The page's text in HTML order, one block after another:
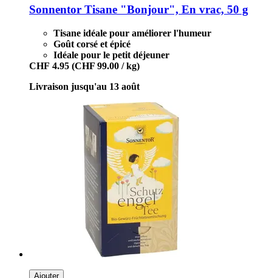
Sonnentor Tisane "Bonjour", En vrac, 50 g
Tisane idéale pour améliorer l'humeur
Goût corsé et épicé
Idéale pour le petit déjeuner
CHF 4.95 (CHF 99.00 / kg)
Livraison jusqu'au 13 août
Ajouter